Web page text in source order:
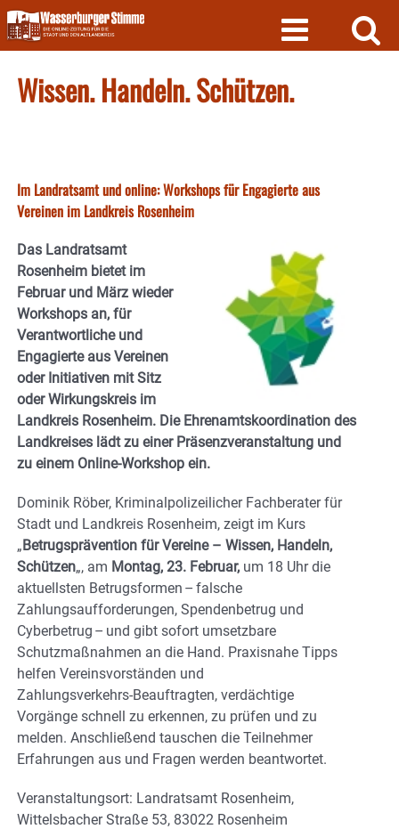
Skip
to
content
Wissen. Handeln. Schützen.
Im Landratsamt und online: Workshops für Engagierte aus
Vereinen im Landkreis Rosenheim
Das Landratsamt
Rosenheim bietet im
Februar und März wieder
Workshops an, für
Verantwortliche und
Engagierte aus Vereinen
oder Initiativen mit Sitz
oder Wirkungskreis im
Landkreis Rosenheim. Die Ehrenamtskoordination des
Landkreises lädt zu einer Präsenzveranstaltung und
zu einem Online-Workshop ein.
Dominik Röber, Kriminalpolizeilicher Fachberater für
Stadt und Landkreis Rosenheim, zeigt im Kurs
„Betrugsprävention für Vereine – Wissen, Handeln,
Schützen„, am Montag, 23. Februar, um 18 Uhr die
aktuellsten Betrugsformen – falsche
Zahlungsaufforderungen, Spendenbetrug und
Cyberbetrug – und gibt sofort umsetzbare
Schutzmaßnahmen an die Hand. Praxisnahe Tipps
helfen Vereinsvorständen und
Zahlungsverkehrs‑Beauftragten, verdächtige
Vorgänge schnell zu erkennen, zu prüfen und zu
melden. Anschließend tauschen die Teilnehmer
Erfahrungen aus und Fragen werden beantwortet.
Veranstaltungsort: Landratsamt Rosenheim,
Wittelsbacher Straße 53, 83022 Rosenheim